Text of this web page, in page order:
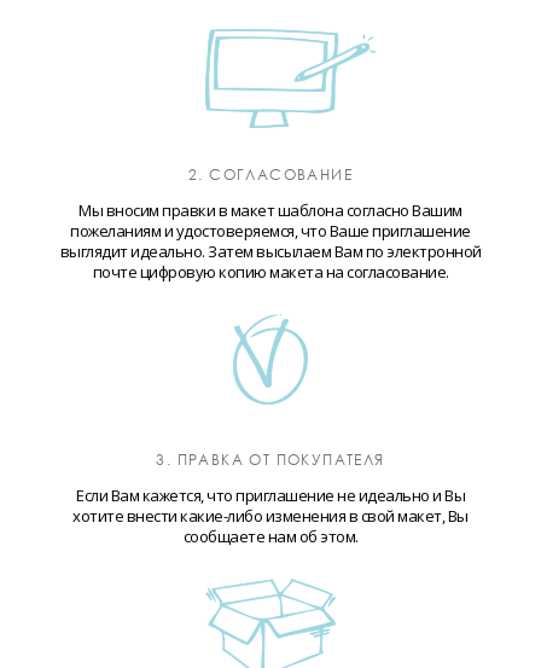
2. СОГЛАСОВАНИЕ
Мы вносим правки в макет шаблона согласно Вашим
пожеланиям и удостоверяемся, что Ваше приглашение
выглядит идеально. Затем высылаем Вам по электронной
почте цифровую копию макета на согласование.
3. ПРАВКА ОТ ПОКУПАТЕЛЯ
Если Вам кажется, что приглашение не идеально и Вы
хотите внести какие-либо изменения в свой макет, Вы
сообщаете нам об этом.